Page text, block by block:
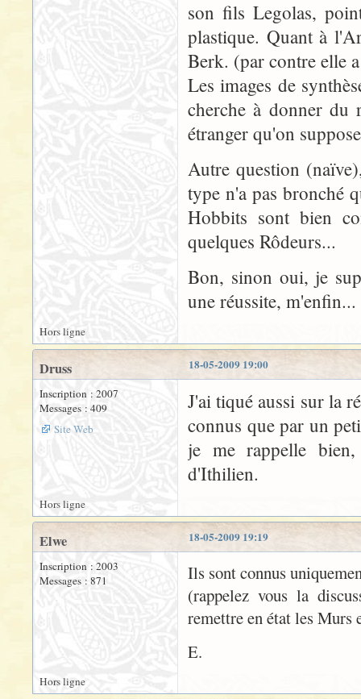
son fils Legolas,
plastique. Quant à
Berk. (par contre elle
Les images de
cherche à donner du
étranger qu'on
Autre question
type n'a pas bronché
Hobbits sont bien
quelques Rôdeurs...
Bon, sinon oui, je
une réussite, m'enfin...
Hors ligne
18-05-2009 19:00
Druss
Inscription : 2007
Messages : 409
Site Web
J'ai tiqué aussi sur la
connus que par un
je me rappelle
d'Ithilien.
Hors ligne
18-05-2009 19:19
Elwe
Inscription : 2003
Messages : 871
Ils sont connus
(rappelez vous la
remettre en état les Murs
E.
Hors ligne